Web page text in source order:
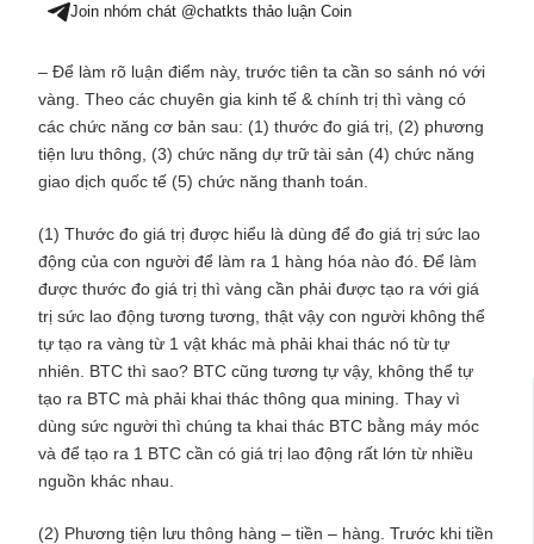
Join nhóm chát @chatkts thảo luận Coin
– Để làm rõ luận điểm này, trước tiên ta cần so sánh nó với
vàng. Theo các chuyên gia kinh tế & chính trị thì vàng có
các chức năng cơ bản sau: (1) thước đo giá trị, (2) phương
tiện lưu thông, (3) chức năng dự trữ tài sản (4) chức năng
giao dịch quốc tế (5) chức năng thanh toán.
(1) Thước đo giá trị được hiểu là dùng để đo giá trị sức lao
động của con người để làm ra 1 hàng hóa nào đó. Để làm
được thước đo giá trị thì vàng cần phải được tạo ra với giá
trị sức lao động tương tương, thật vậy con người không thể
tự tạo ra vàng từ 1 vật khác mà phải khai thác nó từ tự
nhiên. BTC thì sao? BTC cũng tương tự vậy, không thể tự
tạo ra BTC mà phải khai thác thông qua mining. Thay vì
dùng sức người thì chúng ta khai thác BTC bằng máy móc
và để tạo ra 1 BTC cần có giá trị lao động rất lớn từ nhiều
nguồn khác nhau.
(2) Phương tiện lưu thông hàng – tiền – hàng. Trước khi tiền